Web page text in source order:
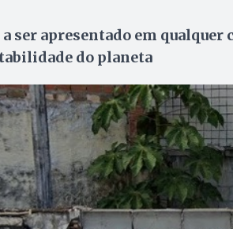
ser apresentado em qualquer
do planeta